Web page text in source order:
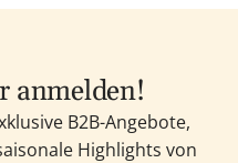
anmelden!
B2B-Angebote,
Highlights von